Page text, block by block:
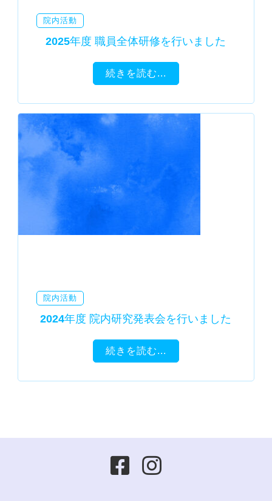
院内活動
2025年度 職員全体研修を行いました
続きを読む...
院内活動
2024年度 院内研究発表会を行いました
続きを読む...